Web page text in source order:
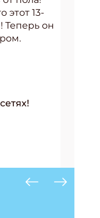
этот 13-
Теперь он